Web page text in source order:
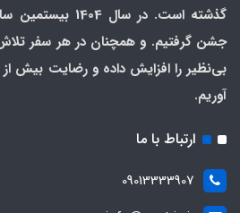
گذشته است. در سال
جشن گرفتیم. و همچنان در هر سفر
بی‌نظیر را افزایش داده و رضایت بیش
آوریم.
ارتباط با ما
09013333907